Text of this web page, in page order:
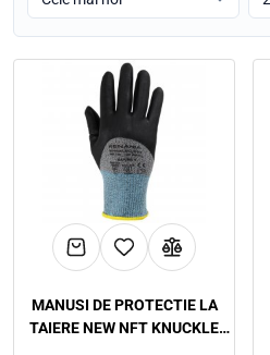
MANUSI DE PROTECTIE LA
TAIERE NEW NFT KNUCKLE